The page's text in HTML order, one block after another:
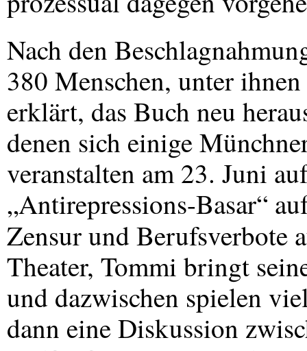
Nach den
380 Menschen, unter
erklärt, das Buch neu
denen sich einige
veranstalten am 23. Juni
„Antirepressions-Basar“
Zensur und Berufsverbote
Theater, Tommi bringt
und dazwischen spielen
dann eine Diskussion